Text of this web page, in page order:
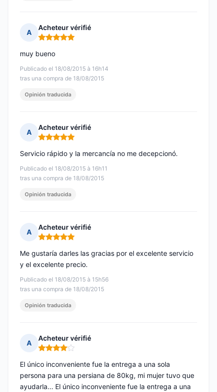
A
Acheteur vérifié
Nota: 5 de 5
Publicado el 18/08/2015 à 16h14
tras una compra de 18/08/2015
muy bueno
Opinión traducida
A
Acheteur vérifié
Nota: 5 de 5
Publicado el 18/08/2015 à 16h11
tras una compra de 18/08/2015
Servicio rápido y la mercancía no me decepcionó.
Opinión traducida
A
Acheteur vérifié
Nota: 5 de 5
Publicado el 18/08/2015 à 15h56
tras una compra de 18/08/2015
Me gustaría darles las gracias por el excelente servicio
y el excelente precio.
Opinión traducida
A
Acheteur vérifié
Nota: 4 de 5
El único inconveniente fue la entrega a una sola
persona para una persiana de 80kg, mi mujer tuvo que
ayudarla... El único inconveniente fue la entrega a una